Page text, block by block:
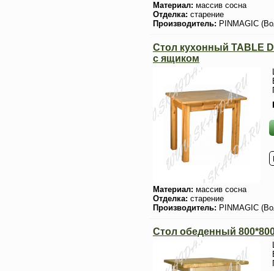
Материал: массив сосна
Отделка: старение
Производитель: PINMAGIC
Стол кухонный TABLE
с ящиком
Материал: массив сосна
Отделка: старение
Производитель: PINMAGIC
Стол обеденный